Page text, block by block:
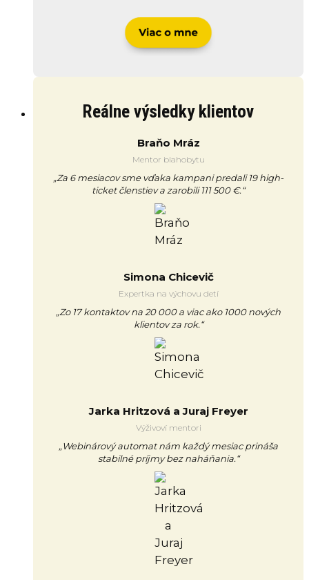
Reálne výsledky klientov
Braňo Mráz
Mentor blahobytu
„Za 6 mesiacov sme vďaka kampani predali 19 high-
ticket členstiev a zarobili 111 500 €.“
Simona Chicevič
Expertka na výchovu detí
„Zo 17 kontaktov na 20 000 a viac ako 1000 nových
klientov za rok.“
Jarka Hritzová a Juraj Freyer
Výživoví mentori
„Webinárový automat nám každý mesiac prináša
stabilné príjmy bez naháňania.“